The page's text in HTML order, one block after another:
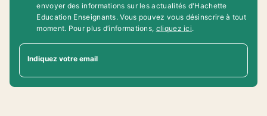
envoyer des informations sur les actualités d'Hachette
Education Enseignants. Vous pouvez vous désinscrire à tout
moment. Pour plus d’informations, cliquez ici.
Indiquez votre email